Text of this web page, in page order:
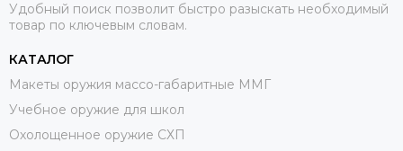
Удобный поиск позволит быстро разыскать необходимый
товар по ключевым словам.
КАТАЛОГ
Макеты оружия массо-габаритные ММГ
Учебное оружие для школ
Охолощенное оружие СХП